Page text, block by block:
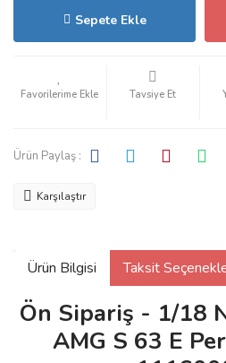
Sepete Ekle
Tavsiye Et
Ürün Paylaş :
Karşılaştır
Ürün Bilgisi Taksit
Ön Sipariş - 1/18
AMG S 63 E